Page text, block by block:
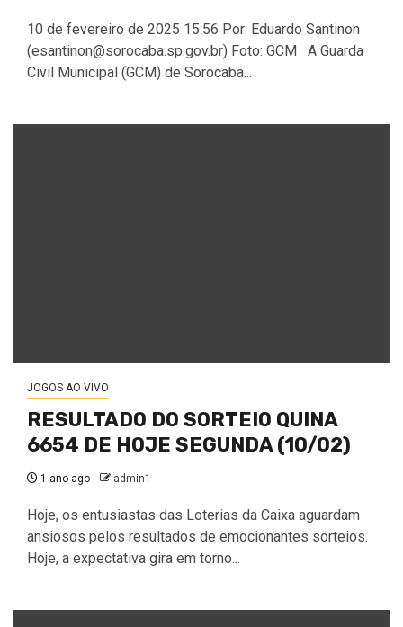
10 de fevereiro de 2025 15:56 Por: Eduardo Santinon
(esantinon@sorocaba.sp.gov.br) Foto: GCM A Guarda
Civil Municipal (GCM) de Sorocaba...
JOGOS AO VIVO
RESULTADO DO SORTEIO QUINA
6654 DE HOJE SEGUNDA (10/02)
1 ano ago admin1
Hoje, os entusiastas das Loterias da Caixa aguardam
ansiosos pelos resultados de emocionantes sorteios.
Hoje, a expectativa gira em torno...